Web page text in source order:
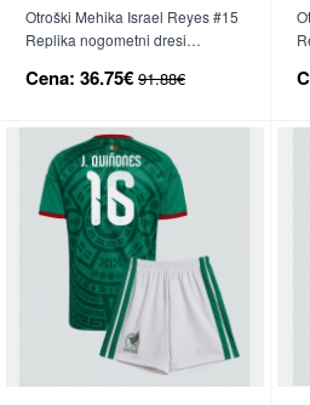
Otroški Mehika Israel Reyes #15
Replika nogometni dresi
Rokav (+ hlače)
Cena: 36.75€ 91.88€